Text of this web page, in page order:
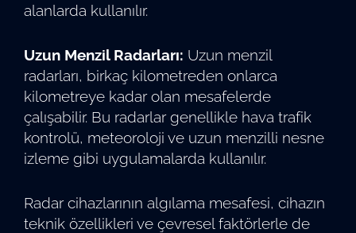
alanlarda kullanılır.
Uzun Menzil Radarları: Uzun menzil
radarları, birkaç kilometreden onlarca
kilometreye kadar olan mesafelerde
çalışabilir. Bu radarlar genellikle hava trafik
kontrolü, meteoroloji ve uzun menzilli nesne
izleme gibi uygulamalarda kullanılır.
Radar cihazlarının algılama mesafesi, cihazın
teknik özellikleri ve çevresel faktörlerle de